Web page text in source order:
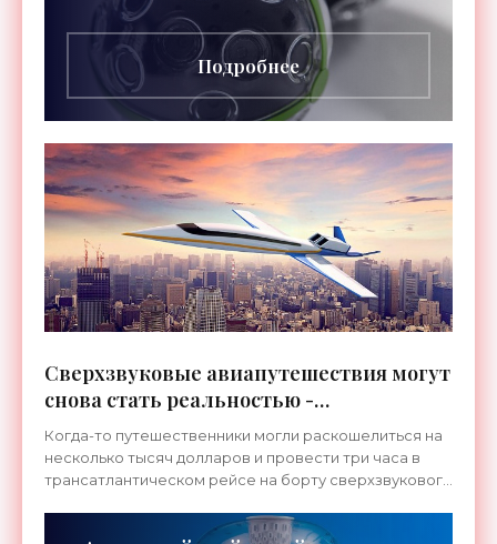
попадает в их объективы. В результате
получается полная сферическая
Подробнее
Сверхзвуковые авиапутешествия могут
снова стать реальностью -
«Технологии»
Когда-то путешественники могли раскошелиться на
несколько тысяч долларов и провести три часа в
трансатлантическом рейсе на борту сверхзвукового